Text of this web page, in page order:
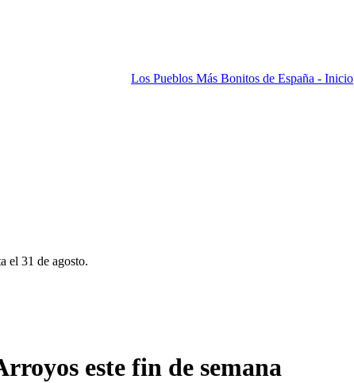
Los Pueblos Más Bonitos de España - Inicio
el 31 de agosto.
este fin de semana